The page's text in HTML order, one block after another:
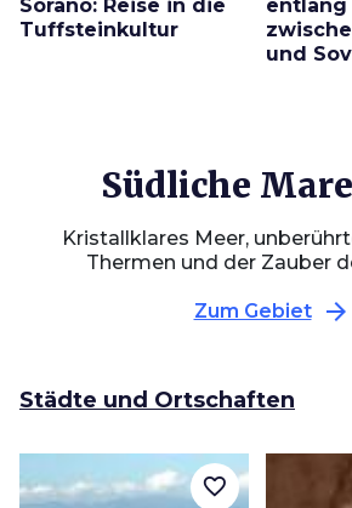
Sorano: Reise in die
Tuffsteinkultur
entlang
und
Südliche
Kristallklares Meer,
Thermen und der Zauber
Zum Gebiet arrow_forward
Städte und Ortschaften
favorite_border